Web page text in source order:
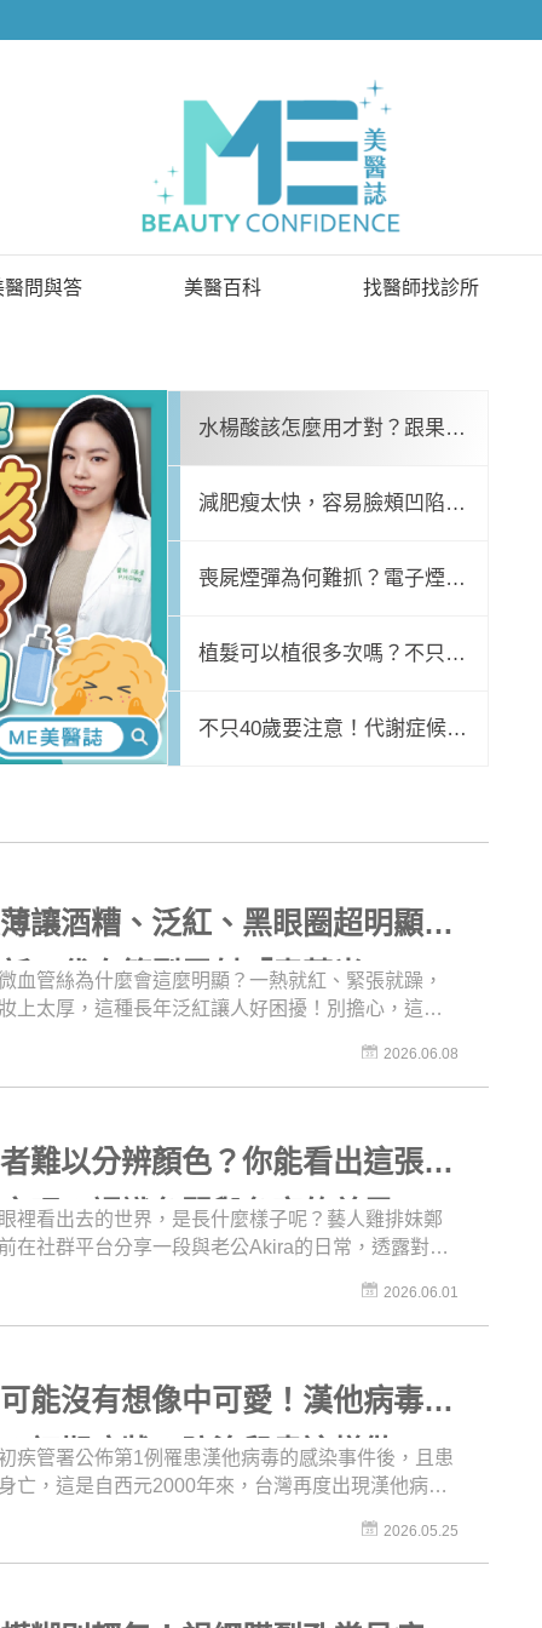
醫問與答
解決問題
美醫百科 找醫師找診所
顧問醫師
名醫問診室
水楊酸該怎麼用才對？跟果
酸、杏仁酸差別？酸類煥膚守
則教你這樣抗痘
減肥瘦太快，容易臉頰凹陷、
法令紋變深？怕臉垮這樣配
速！避免減重臉
喪屍煙彈為何難抓？電子煙是
毒品嗎？吸菸怎變吸毒？揭密
毒駕暴衝原因
植髮可以植很多次嗎？不只有
植髮失敗才能做？「二次植
不只40歲要注意！代謝症候群
讓酒糟、泛紅、黑眼圈超明顯？
一代血管型雷射「青萃光」
血管絲為什麼會這麼明顯？一熱就紅、緊張就躁，
上太厚，這種長年泛紅讓人好困擾！別擔心，這就
洲人常見的血管型病灶與色素沉澱問題設計，對有
膚困擾的人來說是一大福音，也是許多醫師在治療
斑、瘀青、黑眼圈等問題感到苦惱嗎？馬上來了解
能怎麼改善血管增生問題，讓膚色早日回到清透穩
2026.06.08
難以分辨顏色？你能看出這張圖
嗎？認識色弱與色盲的差異
裡看出去的世界，是長什麼樣子呢？藝人雞排妹鄭
在社群平台分享一段與老公Akira的日常，透露對方
盤子上沒有肉」，引發大眾對於色弱的討論。色弱
一種罕見的病症，但很多人可能因為對色弱了解不
與自理能力，或是與「色盲」搞混。這集《名醫問
邀請專業眼科醫師，一起來為大家詳細介紹色弱的
狀和治療，讓對色弱有基本的了解，一窺色弱者眼
。
2026.06.01
能沒有想像中可愛！漢他病毒怎
初期症狀？防治鼠患這樣做
疾管署公佈第1例罹患漢他病毒的感染事件後，且患
亡，這是自西元2000年來，台灣再度出現漢他病毒
病，傳播力不可小覷。疾管署提醒，如果近期曾清
境或接觸鼠類，且出現漢他病毒的症狀，就醫時務
2026.05.25